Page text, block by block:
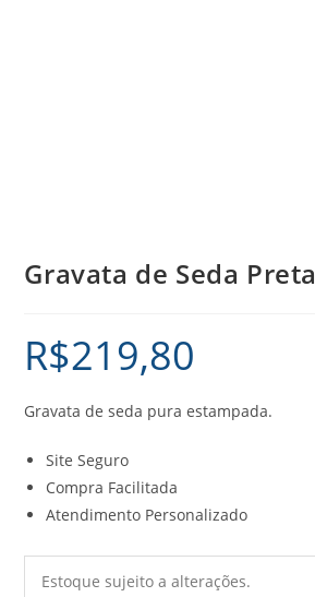
Gravata de Seda Preta
R$219,80
Gravata de seda pura estampada.
Site Seguro
Compra Facilitada
Atendimento Personalizado
Estoque sujeito a alterações.